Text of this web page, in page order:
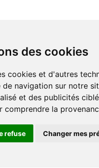
des cookies
navigation sur notre
et des publicités
comprendre la
refuse Changer mes